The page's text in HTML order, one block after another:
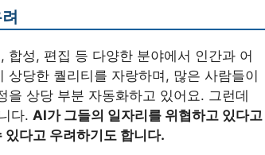
성, 편집 등 다양한 분야에서 인간과 어
당한 퀄리티를 자랑하며, 많은 사람들이
상당 부분 자동화하고 있어요. 그런데
다. AI가 그들의 일자리를 위협하고 있다고
있다고 우려하기도 합니다.